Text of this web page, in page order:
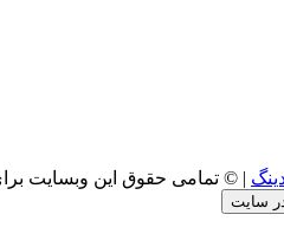
| © تمامی حقوق این وبسایت
سایت